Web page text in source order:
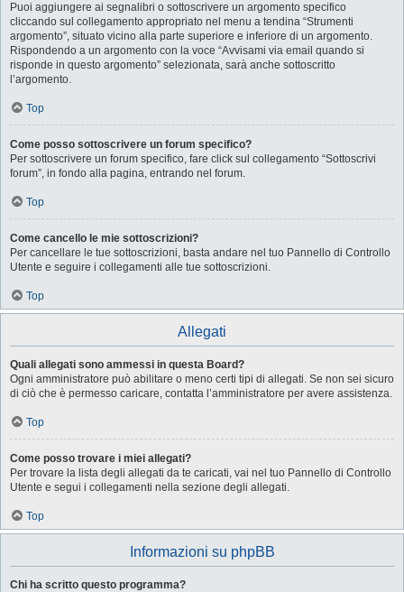
Puoi aggiungere ai segnalibri o sottoscrivere un argomento specifico
cliccando sul collegamento appropriato nel menu a tendina “Strumenti
argomento”, situato vicino alla parte superiore e inferiore di un argomento.
Rispondendo a un argomento con la voce “Avvisami via email quando si
risponde in questo argomento” selezionata, sarà anche sottoscritto
l’argomento.
Top
Come posso sottoscrivere un forum specifico?
Per sottoscrivere un forum specifico, fare click sul collegamento “Sottoscrivi
forum”, in fondo alla pagina, entrando nel forum.
Top
Come cancello le mie sottoscrizioni?
Per cancellare le tue sottoscrizioni, basta andare nel tuo Pannello di Controllo
Utente e seguire i collegamenti alle tue sottoscrizioni.
Top
Allegati
Quali allegati sono ammessi in questa Board?
Ogni amministratore può abilitare o meno certi tipi di allegati. Se non sei sicuro
di ciò che è permesso caricare, contatta l’amministratore per avere assistenza.
Top
Come posso trovare i miei allegati?
Per trovare la lista degli allegati da te caricati, vai nel tuo Pannello di Controllo
Utente e segui i collegamenti nella sezione degli allegati.
Top
Informazioni su phpBB
Chi ha scritto questo programma?